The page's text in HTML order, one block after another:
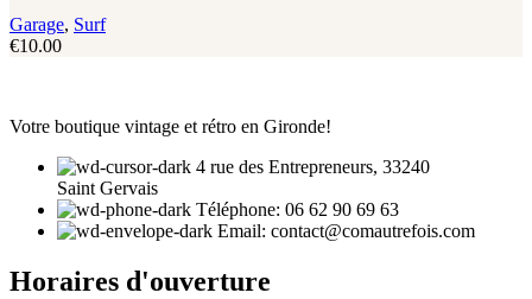
Garage, Surf
€10.00
Votre boutique vintage et rétro en Gironde!
4 rue des Entrepreneurs, 33240
Saint Gervais
Téléphone: 06 62 90 69 63
Email: contact@comautrefois.com
Horaires d'ouverture